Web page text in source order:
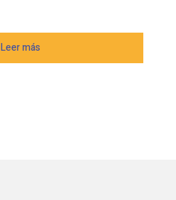
Leer más